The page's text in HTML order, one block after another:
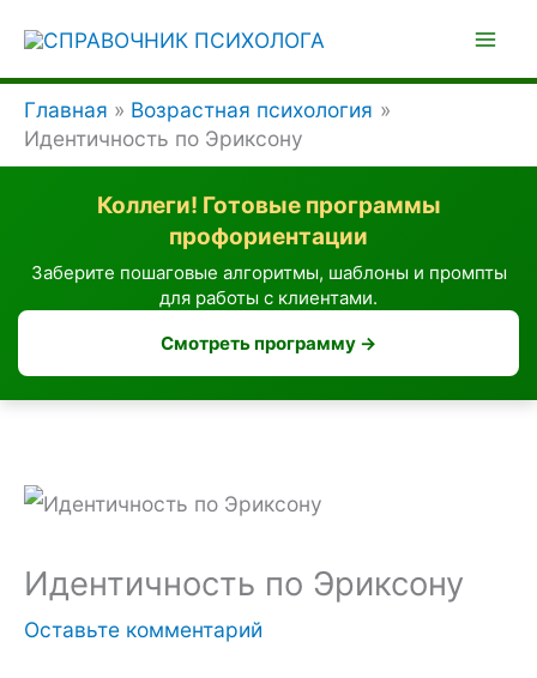
Главная
Возрастная психология
Идентичность по Эриксону
Коллеги! Готовые программы
профориентации
Заберите пошаговые алгоритмы, шаблоны и промпты
для работы с клиентами.
Смотреть программу →
Идентичность по Эриксону
Оставьте комментарий